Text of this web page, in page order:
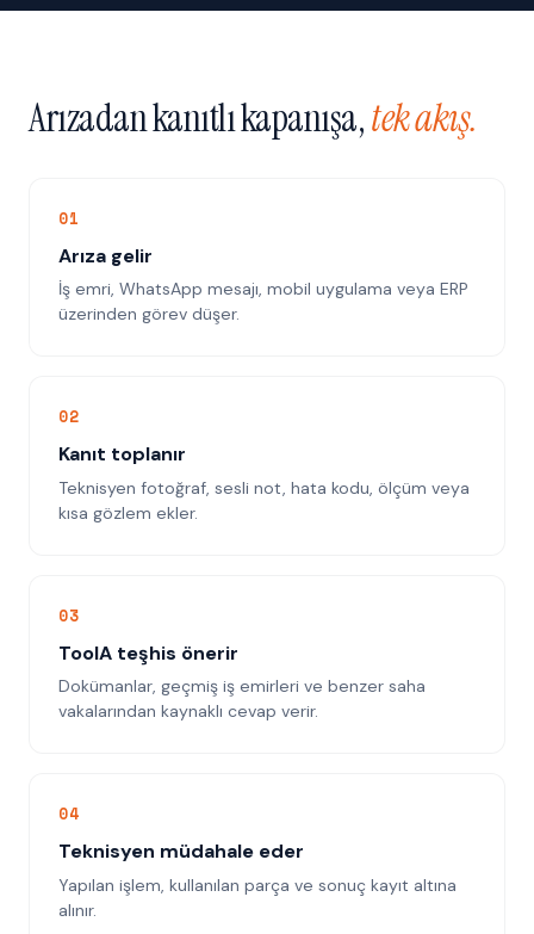
Arızadan kanıtlı kapanışa,tek akış.
01
Arıza gelir
İş emri, WhatsApp mesajı, mobil uygulama veya ERP
üzerinden görev düşer.
02
Kanıt toplanır
Teknisyen fotoğraf, sesli not, hata kodu, ölçüm veya
kısa gözlem ekler.
03
ToolA teşhis önerir
Dokümanlar, geçmiş iş emirleri ve benzer saha
vakalarından kaynaklı cevap verir.
04
Teknisyen müdahale eder
Yapılan işlem, kullanılan parça ve sonuç kayıt altına
alınır.